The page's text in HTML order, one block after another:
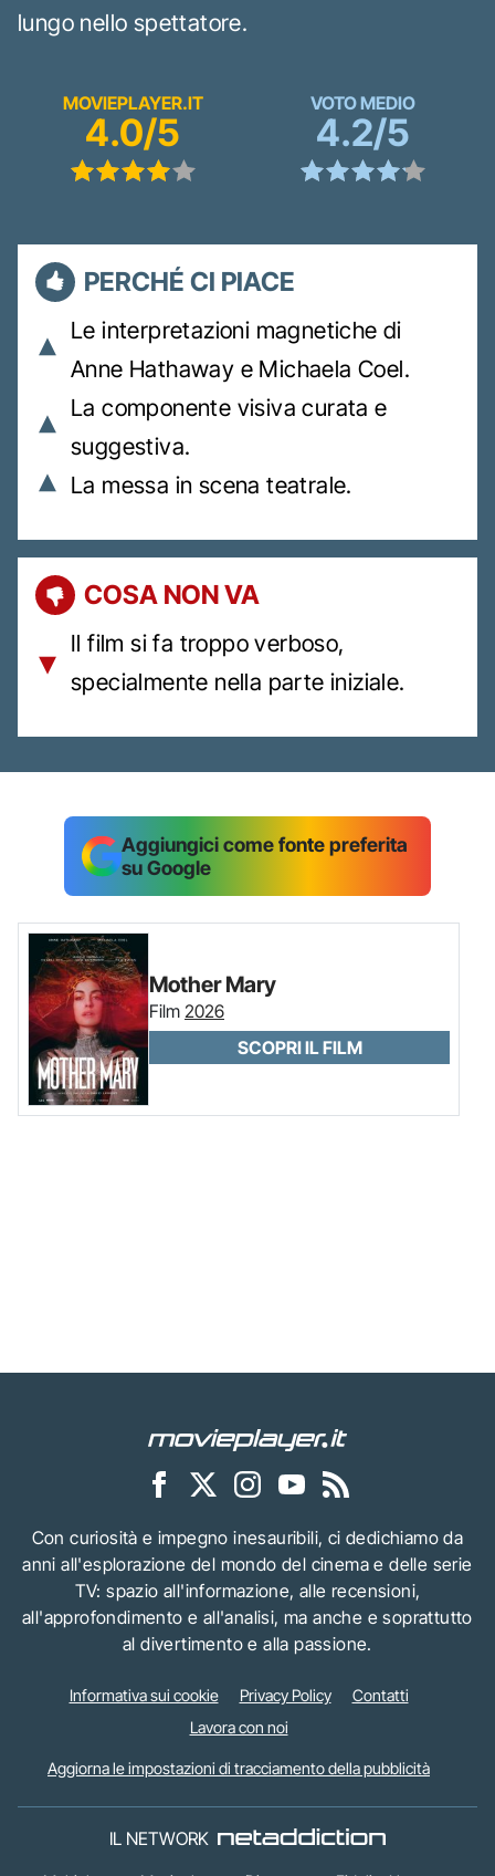
lungo nello spettatore.
MOVIEPLAYER.IT
4.0/5
VOTO MEDIO
4.2/5
PERCHÉ CI PIACE
Le interpretazioni magnetiche di
Anne Hathaway e Michaela Coel.
La componente visiva curata e
suggestiva.
La messa in scena teatrale.
COSA NON VA
Il film si fa troppo verboso,
specialmente nella parte iniziale.
Aggiungici come fonte preferita
su Google
Mother Mary
Film 2026
SCOPRI IL FILM
Con curiosità e impegno inesauribili, ci dedichiamo da
anni all'esplorazione del mondo del cinema e delle serie
TV: spazio all'informazione, alle recensioni,
all'approfondimento e all'analisi, ma anche e soprattutto
al divertimento e alla passione.
Informativa sui cookie Privacy Policy
Contatti
Lavora con noi
Aggiorna le impostazioni di tracciamento della pubblicità
IL NETWORK